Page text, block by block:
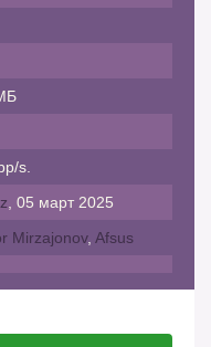
s.
, 05 март 2025
Mirzajonov, Afsus